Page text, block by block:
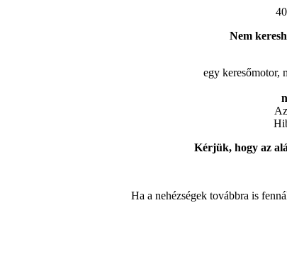
Nem
egy keresőmotor,
Kérjük, hogy az
Ha a nehézségek továbbra is